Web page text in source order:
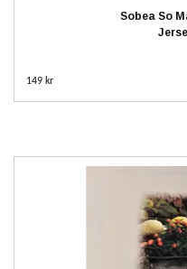
Sobea So
149 kr